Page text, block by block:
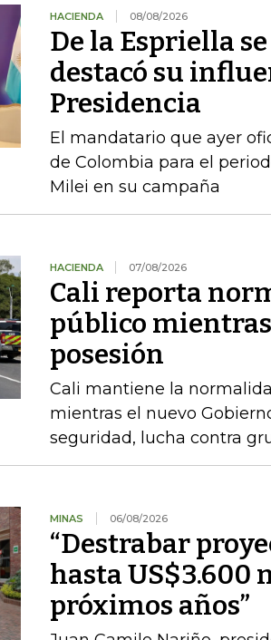
HACIENDA 08/08/2026
De la Espriella
destacó su
Presidencia
El mandatario que ayer
de Colombia para el
Milei en su campaña
HACIENDA 07/08/2026
Cali reporta
público
posesión
Cali mantiene la
mientras el nuevo
seguridad, lucha contra
MINAS 06/08/2026
“Destrabar
hasta US$3.600
próximos años”